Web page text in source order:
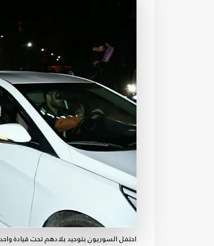
احتفل السوريون بتوحيد بلادهم تحت قيادة